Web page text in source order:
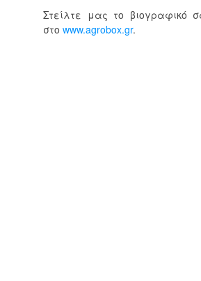
Στείλτε μας το βιογραφικό
στο www.agrobox.gr.